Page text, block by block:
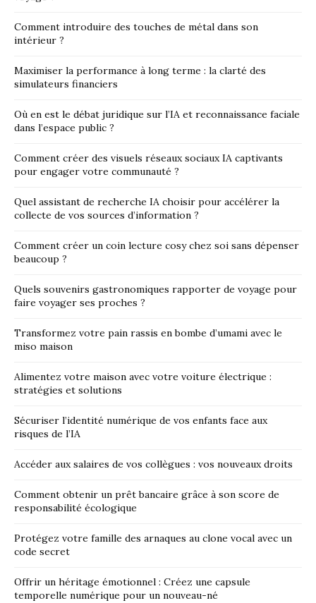
Comment introduire des touches de métal dans son
intérieur ?
Maximiser la performance à long terme : la clarté des
simulateurs financiers
Où en est le débat juridique sur l’IA et reconnaissance faciale
dans l’espace public ?
Comment créer des visuels réseaux sociaux IA captivants
pour engager votre communauté ?
Quel assistant de recherche IA choisir pour accélérer la
collecte de vos sources d’information ?
Comment créer un coin lecture cosy chez soi sans dépenser
beaucoup ?
Quels souvenirs gastronomiques rapporter de voyage pour
faire voyager ses proches ?
Transformez votre pain rassis en bombe d’umami avec le
miso maison
Alimentez votre maison avec votre voiture électrique :
stratégies et solutions
Sécuriser l’identité numérique de vos enfants face aux
risques de l’IA
Accéder aux salaires de vos collègues : vos nouveaux droits
Comment obtenir un prêt bancaire grâce à son score de
responsabilité écologique
Protégez votre famille des arnaques au clone vocal avec un
code secret
Offrir un héritage émotionnel : Créez une capsule
temporelle numérique pour un nouveau-né